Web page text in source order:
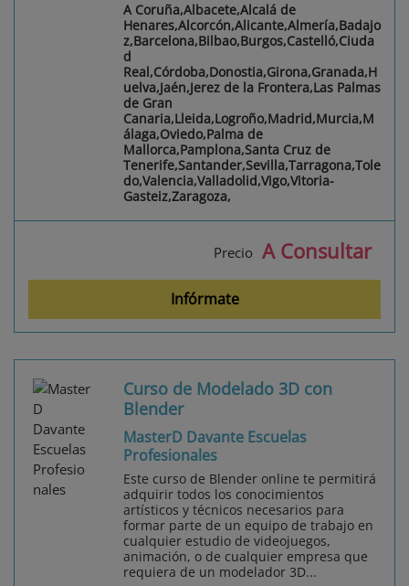
A Coruña,Albacete,Alcalá de
Henares,Alcorcón,Alicante,Almería,Badajo
z,Barcelona,Bilbao,Burgos,Castelló,Ciuda
d
Real,Córdoba,Donostia,Girona,Granada,H
uelva,Jaén,Jerez de la Frontera,Las Palmas
de Gran
Canaria,Lleida,Logroño,Madrid,Murcia,M
álaga,Oviedo,Palma de
Mallorca,Pamplona,Santa Cruz de
Tenerife,Santander,Sevilla,Tarragona,Tole
do,Valencia,Valladolid,Vigo,Vitoria-
Gasteiz,Zaragoza,
Precio A Consultar
Infórmate
Curso de Modelado 3D con
Blender
MasterD Davante Escuelas
Profesionales
Este curso de Blender online te permitirá
adquirir todos los conocimientos
artísticos y técnicos necesarios para
formar parte de un equipo de trabajo en
cualquier estudio de videojuegos,
animación, o de cualquier empresa que
requiera de un modelador 3D...